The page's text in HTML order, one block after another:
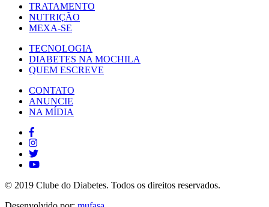
TRATAMENTO
NUTRIÇÃO
MEXA-SE
TECNOLOGIA
DIABETES NA MOCHILA
QUEM ESCREVE
CONTATO
ANUNCIE
NA MÍDIA
© 2019 Clube do Diabetes. Todos os direitos reservados.